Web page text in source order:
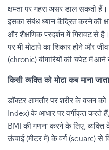
क्षमता पर गहरा असर डाल सकती
इसका संबंध ध्यान केंद्रित करने की
और शैक्षणिक प्रदर्शन में गिरावट से
पर भी मोटापे का शिकार होने और
(chronic)बीमारियों की चपेट में आने
किसी व्यक्ति को मोटा कब माना
डॉक्टर आमतौर पर शरीर के वजन को
Index)के आधार पर वर्गीकृत करते हैं
BMIकी गणना करने के लिए,व्यक्ति
ऊंचाई (मीटर में) के वर्ग (square)से